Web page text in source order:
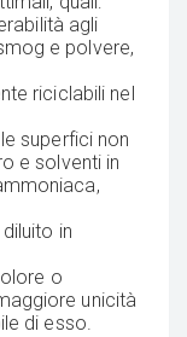
agli
e polvere,
riciclabili nel
superfici non
e solventi in
in
o
unicità
di esso.